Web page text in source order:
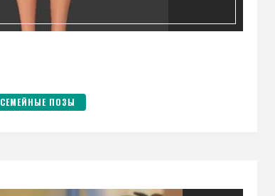
СЕМЕЙНЫЕ ПОЗЫ